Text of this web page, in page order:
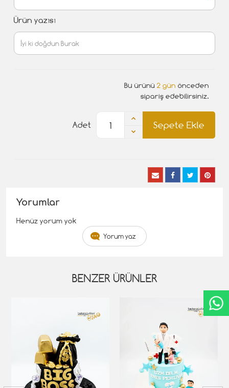
Ürün yazısı
Bu ürünü 2 gün önceden
sipariş edebilirsiniz.
Sepete Ekle
Adet
Yorumlar
Henüz yorum yok
Yorum yaz
BENZER ÜRÜNLER